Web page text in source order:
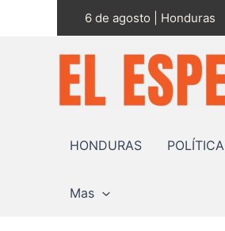
6 de agosto | Honduras
HONDURAS POLÍTICA
Mas